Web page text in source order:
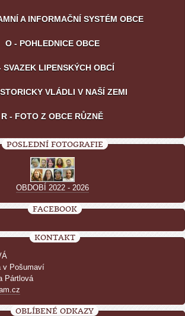
A INFORMAČNÍ SYSTÉM OBCE
O - POHLEDNICE OBCE
SVAZEK LIPENSKÝCH OBCÍ
VLÁDLI V NAŠÍ ZEMI
R - FOTO Z OBCE RŮZNĚ
POSLEDNÍ FOTOGRAFIE
OBDOBÍ 2022 - 2026
FACEBOOK
KONTAKT
v Pošumaví
Pártlová
OBLÍBENÉ ODKAZY